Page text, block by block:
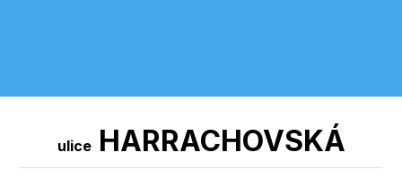
uliceHARRACHOVSKÁ